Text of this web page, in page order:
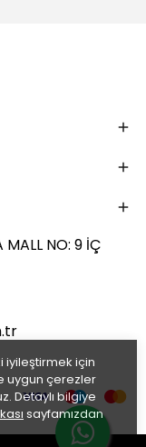
iyileştirmek için
uygun çerezler
Detaylı bilgiye
sayfamızdan
MALL NO: 9 İÇ